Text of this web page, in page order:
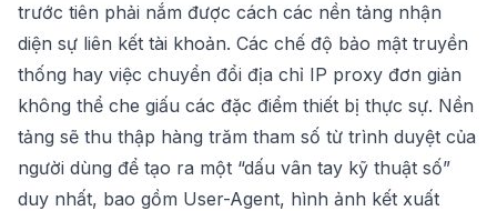
trước tiên phải nắm được cách các nền tảng nhận
diện sự liên kết tài khoản. Các chế độ bảo mật truyền
thống hay việc chuyển đổi địa chỉ IP proxy đơn giản
không thể che giấu các đặc điểm thiết bị thực sự. Nền
tảng sẽ thu thập hàng trăm tham số từ trình duyệt của
người dùng để tạo ra một “dấu vân tay kỹ thuật số”
duy nhất, bao gồm User-Agent, hình ảnh kết xuất